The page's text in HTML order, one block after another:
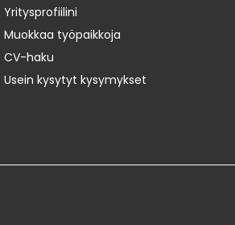
Yritysprofiilini
Muokkaa työpaikkoja
CV-haku
Usein kysytyt kysymykset